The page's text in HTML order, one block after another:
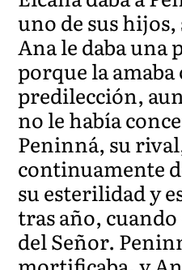
uno de sus
Ana le daba una
porque la amaba
predilección,
no le había
Peninná, su
continuamente
su esterilidad y
tras año, cuando
del Señor.